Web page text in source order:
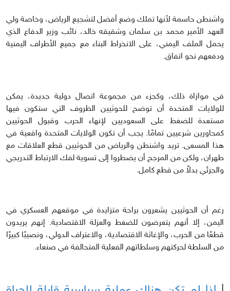
واشنطن حاسمة لأنها تملك وضع أفضل لتشجيع الرياض، وخاصة ولي
العهد الأمير محمد بن سلمان وشقيقه خالد، نائب وزير الدفاع الذي
يحمل الملف اليمني، على الانخراط البناء مع جميع الأطراف اليمنية
ودفعهم نحو اتفاق.
في موازاة ذلك، وكجزء من مجموعة اتصال دولية جديدة، يمكن
للولايات المتحدة أن توضح للحوثيين الظروف التي ستكون فيها
مستعدة للضغط على السعوديين لإنهاء الحرب وقبول الحوثيين
كمحاورين شرعيين تمامًا. يجب أن تكون الولايات المتحدة واقعية في
هذا المسعى. تريد واشنطن والرياض من الحوثيين قطع العلاقات مع
طهران، ولكن من المرجح أن يضطروا إلى تسوية لفك الارتباط التدريجي
والجزئي بدلاً من قطع كامل.
رغم أن الحوثيين يشعرون براحة متزايدة في موقعهم العسكري في
اليمن، إلا أنهم يتعرضون للضغط والعزلة الاقتصادية. إنهم يريدون
قطعًا من الحرب، والإغاثة الاقتصادية، والاعتراف الدولي، ونصيبًا كبيرًا
من السلطة لحركتهم وسلطاتهم الفعلية المتحالفة في صنعاء.